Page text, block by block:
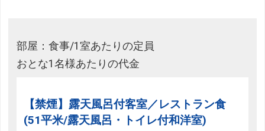
部屋：食事/1室あたりの定員
おとな1名様あたりの代金
【禁煙】露天風呂付客室／レストラン食
(51平米/露天風呂・トイレ付和洋室)